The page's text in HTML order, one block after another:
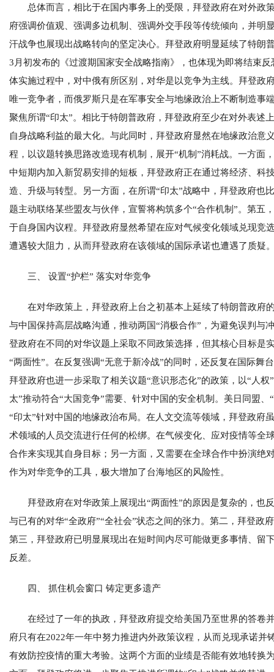
总体而言，相比于在国内事务上的受限，拜登政府在对外政
府强调价值观、强调多边机制、强调外交手段等传统倾向，并明
汗战争也展现出战略转向的坚定决心。拜登政府明显延续了特朗
3月初发布的《过渡期国家安全战略指南》，也体现为即将结束
体实施过程中，对中俄有所区别，对华是以竞争为主线。拜登政
唯一竞争者，而俄罗斯只是在军事安全与地缘政治上不断制造
聚焦所谓“印太”。相比于特朗普政府，拜登政府至少在对外表
自身战略利益的最大化。与此同时，拜登政府显然在地缘政治意
程，以议题转换思路改造现有机制，展开“机制”消耗战。一方面
中短期内加入新贸易安排的短板，拜登政府正在通过将经济、科
造、升级与转型。另一方面，在所谓“印太”战略中，拜登政府
题主动联络某些盟友与伙伴，宣誓将构筑多个“合作机制”。第
于自身国内议程。拜登政府显然希望在应对气候变化领域兑现竞
遭遇较大阻力，从而拜登政府在该领域的国际承诺也遭遇了质疑
三、 设置“护栏” 落实对华竞争
在对华政策上，拜登政府上台之初基本上延续了特朗普政府
与中国保持高层战略沟通，推动两国“消极合作”，为避免误判与
登政府在不同的对华议题上采取不同政策选择，但其核心目标是
“两面性”。在反复强调“无意于新冷战”的同时，还反复在国际舞
拜登政府也进一步采取了相关议题“意识形态化”的政策，以“人
太”推动符合“大国竞争”需要、针对中国的安全机制。美日同盟
“印太”针对中国的地缘政治布局。在人文交流等领域，拜登政
术领域的人员交流进行任何的松绑。在气候变化、应对疫情等全
合作来实现其自身目标；另一方面，又需要在全球合作中扮演绝
作为对华竞争的工具，极大增加了台海地区的风险性。
拜登政府在对华政策上展现出“两面性”的原因是复杂的，
与已有的对华“全政府”“全社会”状态之间的张力。第二，拜登
第三，拜登政府已明显展现出在短时间内尽可能做更多事情、留
反差。
四、 抓住机会窗口 铸定更多遗产
在经过了一年的执政，拜登政府提交给美国乃至世界的答卷
府只有在2022年一年中努力推进内外政策议程，从而兑现承诺
有效防控疫情的重大考验。这两个方面的业绩是否能有效地转换